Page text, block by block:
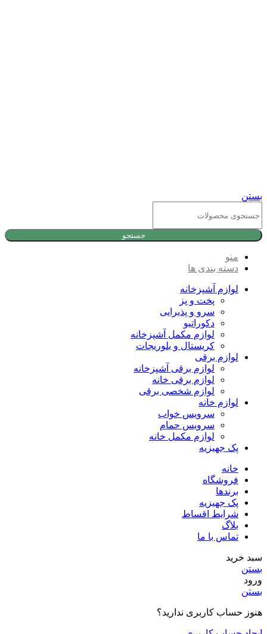
بستن
جستجو
منو
دسته بندی ها
لوازم آشپزخانه
پخت و پز
سرو و پذیرایی
دکوراتیو
لوازم مکمل آشپزخانه
کریستال و بلوریجات
لوازم برقی
لوازم برقی آشپزخانه
لوازم برقی خانه
لوازم شخصی برقی
لوازم خانه
سرویس خواب
سرویس حمام
لوازم مکمل خانه
پک جهیزیه
خانه
فروشگاه
برندها
پک جهیزیه
شرایط اقساط
بلاگ
تماس با ما
سبد خرید
بستن
ورود
بستن
هنوز حساب کاربری ندارید؟